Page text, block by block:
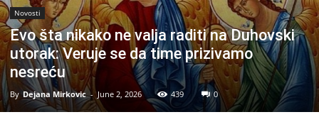
Novosti
Evo šta nikako ne valja raditi na Duhovski
utorak: Veruje se da time prizivamo
nesreću
By Dejana Mirkovic - June 2, 2026 439 0